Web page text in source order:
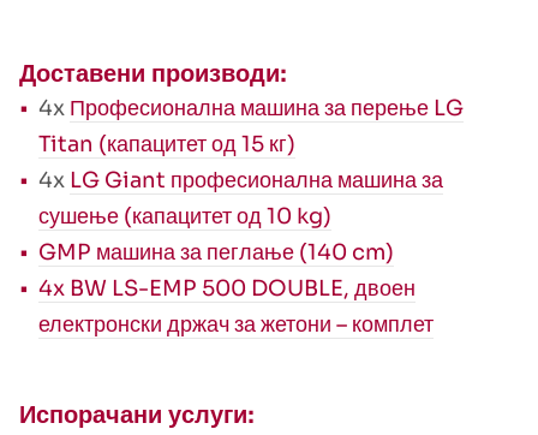
Доставени производи:
4x Професионална машина за перење LG
Titan (капацитет од 15 кг)
4x LG Giant професионална машина за
сушење (капацитет од 10 kg)
GMP машина за пеглање (140 cm)
4x BW LS-EMP 500 DOUBLE, двоен
електронски држач за жетони – комплет
Испорачани услуги: